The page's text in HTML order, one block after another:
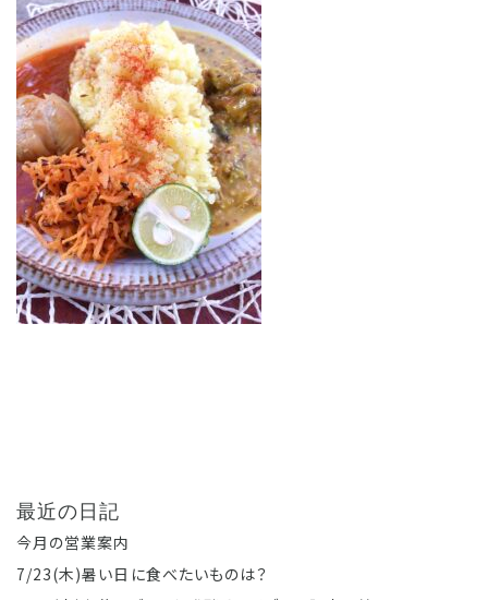
最近の日記
今月の営業案内
7/23(木)暑い日に食べたいものは？